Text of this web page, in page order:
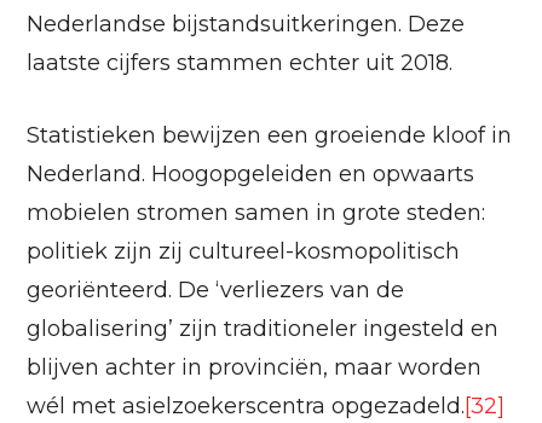
Nederlandse bijstandsuitkeringen. Deze
laatste cijfers stammen echter uit 2018.
Statistieken bewijzen een groeiende kloof in
Nederland. Hoogopgeleiden en opwaarts
mobielen stromen samen in grote steden:
politiek zijn zij cultureel-kosmopolitisch
georiënteerd. De ‘verliezers van de
globalisering’ zijn traditioneler ingesteld en
blijven achter in provinciën, maar worden
wél met asielzoekerscentra opgezadeld.[32]